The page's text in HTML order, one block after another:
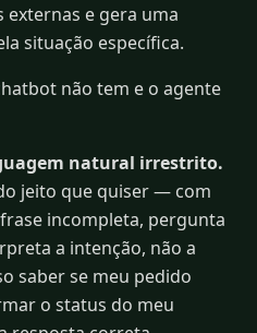
e gera uma
situação específica.
não tem e o agente
natural irrestrito.
jeito que quiser — com
incompleta, pergunta
a intenção, não a
saber se meu pedido
o status do meu